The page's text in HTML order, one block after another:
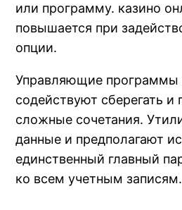
или программу. казино
повышается при
опции.
Управляющие программы
содействуют сберегать и
сложные сочетания.
данные и предполагают
единственный главный
ко всем учетным записям.